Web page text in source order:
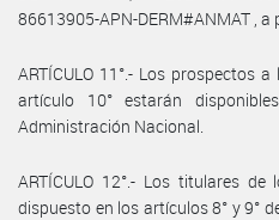
86613905-APN-DERM#ANMAT , a
ARTÍCULO 11°.- Los prospectos
artículo 10° estarán
Administración Nacional.
ARTÍCULO 12°.- Los titulares
dispuesto en los artículos 8° y 9°